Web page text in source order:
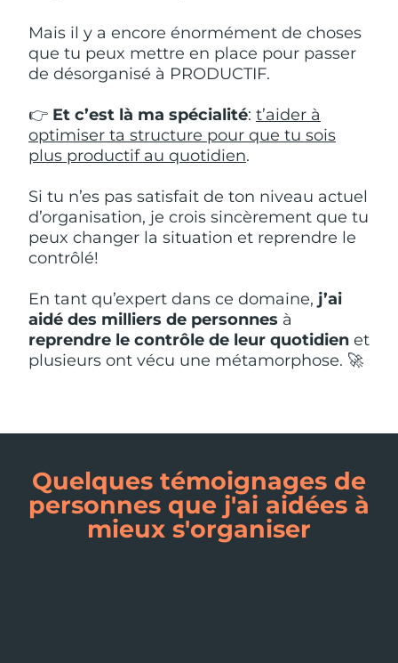
Mais il y a encore énormément de choses
que tu peux mettre en place pour passer
de désorganisé à PRODUCTIF.
👉 Et c’est là ma spécialité: t’aider à
optimiser ta structure pour que tu sois
plus productif au quotidien.
Si tu n’es pas satisfait de ton niveau actuel
d’organisation, je crois sincèrement que tu
peux changer la situation et reprendre le
contrôlé!
En tant qu’expert dans ce domaine, j’ai
aidé des milliers de personnes à
reprendre le contrôle de leur quotidien et
plusieurs ont vécu une métamorphose. 🚀
Quelques témoignages de
personnes que j'ai aidées à
mieux s'organiser